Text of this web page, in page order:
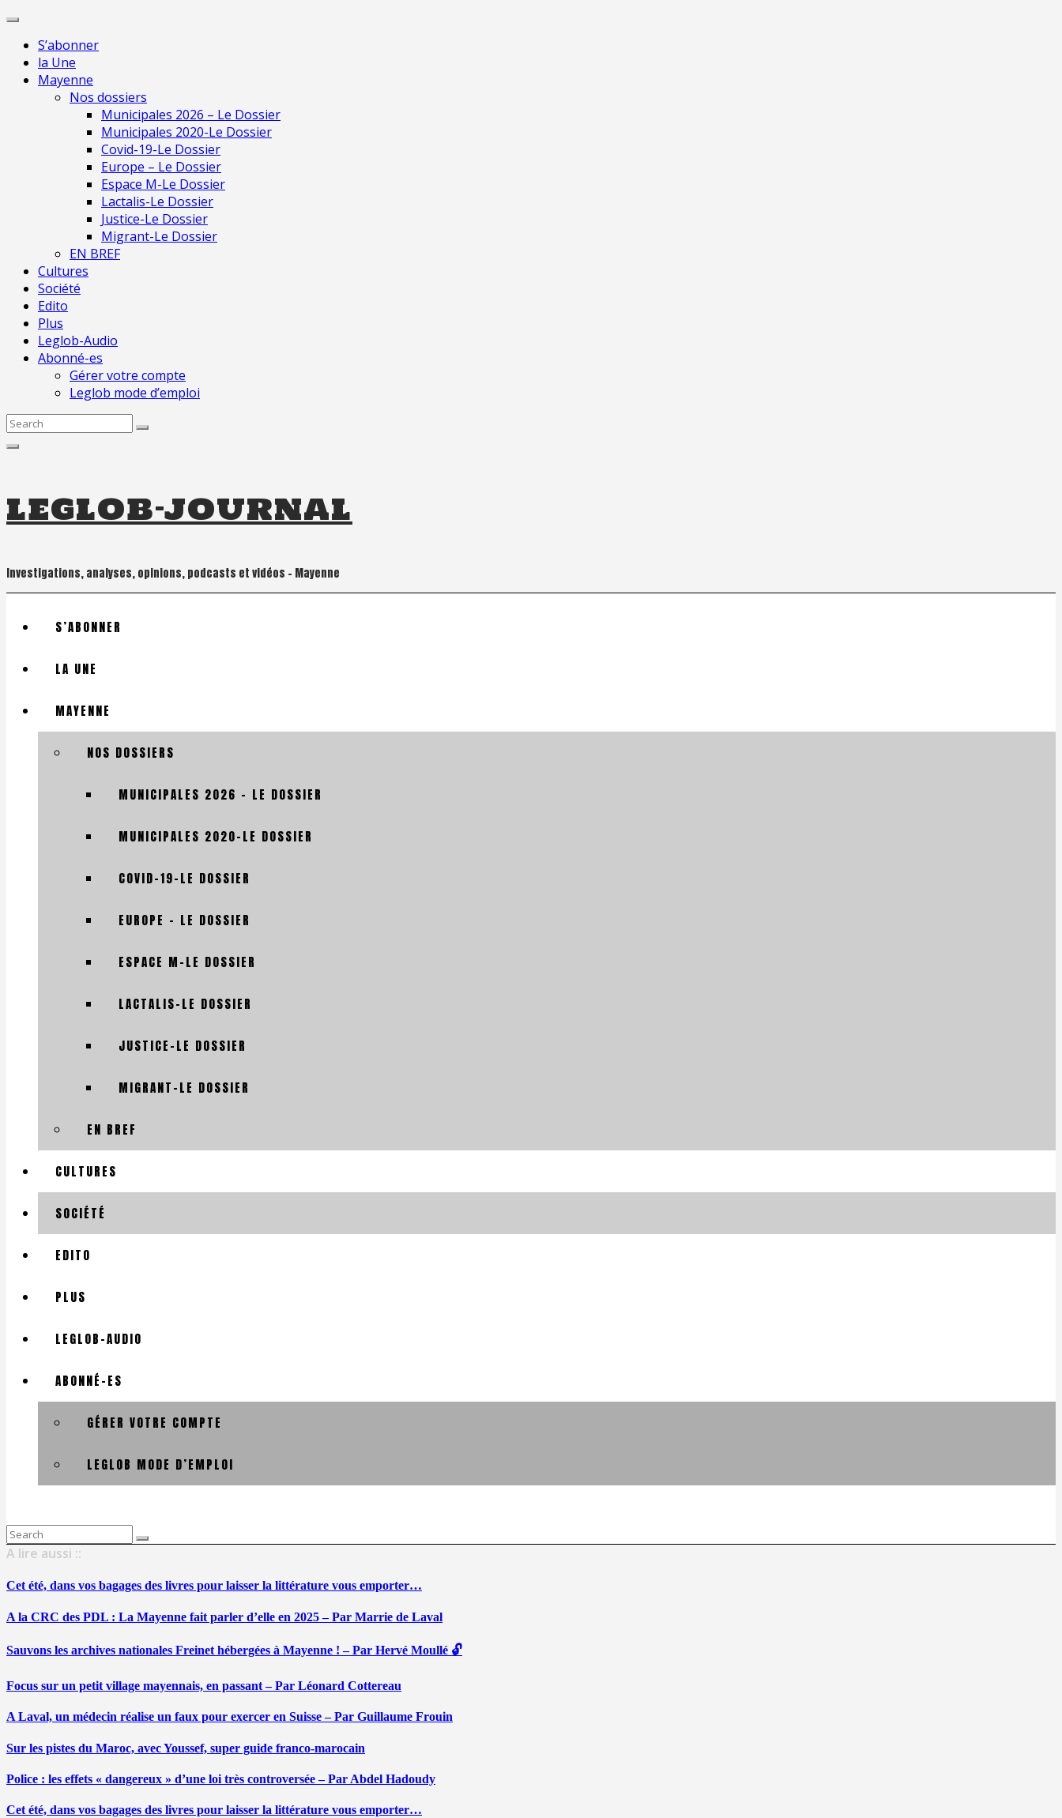
Skip
contentS’abonner
la Une
Mayenne
Nos dossiers
Municipales 2026 – Le Dossier
Municipales 2020-Le Dossier
Covid-19-Le Dossier
Europe – Le Dossier
Espace M-Le Dossier
Lactalis-Le Dossier
Justice-Le Dossier
Migrant-Le Dossier
EN BREF
Cultures
Société
Edito
Plus
Leglob-Audio
Abonné-es
Gérer votre compte
Leglob mode d’emploi
Search
leglob-journal
Investigations, analyses, opinions, podcasts et vidéos – Mayenne
S’ABONNER
LA UNE
MAYENNE
NOS DOSSIERS
MUNICIPALES 2026 – LE DOSSIER
MUNICIPALES 2020-LE DOSSIER
COVID-19-LE DOSSIER
EUROPE – LE DOSSIER
ESPACE M-LE DOSSIER
LACTALIS-LE DOSSIER
JUSTICE-LE DOSSIER
MIGRANT-LE DOSSIER
EN BREF
CULTURES
SOCIÉTÉ
EDITO
PLUS
LEGLOB-AUDIO
ABONNÉ-ES
GÉRER VOTRE COMPTE
LEGLOB MODE D’EMPLOI
Search
for:
A lire aussi ::
Cet été, dans vos bagages des livres pour laisser la littérature vous emporter…
A la CRC des PDL : La Mayenne fait parler d’elle en 2025 – Par Marrie de Laval
Sauvons les archives nationales Freinet hébergées à Mayenne ! – Par Hervé Moullé 🔓
Focus sur un petit village mayennais, en passant – Par Léonard Cottereau
A Laval, un médecin réalise un faux pour exercer en Suisse – Par Guillaume Frouin
Sur les pistes du Maroc, avec Youssef, super guide franco-marocain
Police : les effets « dangereux » d’une loi très controversée – Par Abdel Hadoudy
Cet été, dans vos bagages des livres pour laisser la littérature vous emporter…